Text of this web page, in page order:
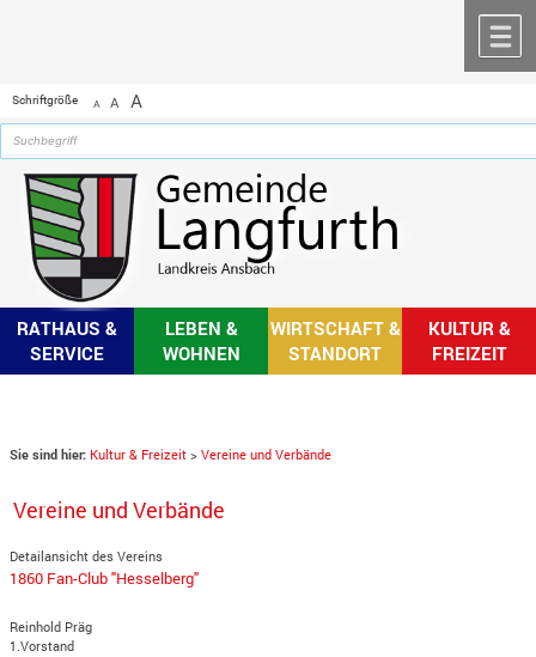
Schriftgröße A A A
RATHAUS &
SERVICE
LEBEN &
WOHNEN
WIRTSCHAFT &
STANDORT
KULTUR &
FREIZEIT
Sie sind hier: Kultur & Freizeit >Vereine und Verbände
Vereine und Verbände
Detailansicht des Vereins
1860 Fan-Club "Hesselberg"
Reinhold Präg
1.Vorstand